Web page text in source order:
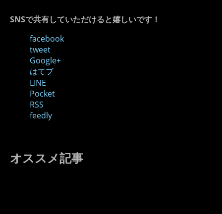
SNSで共有していただけると嬉しいです！
facebook
tweet
Google+
はてブ
LINE
Pocket
RSS
feedly
オススメ記事